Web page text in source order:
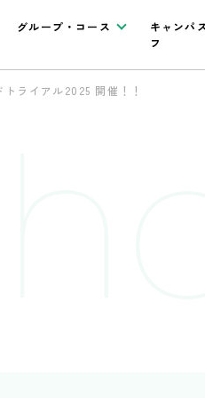
グループ・コース
キャンパ
フ
ライアル2025 開催！！